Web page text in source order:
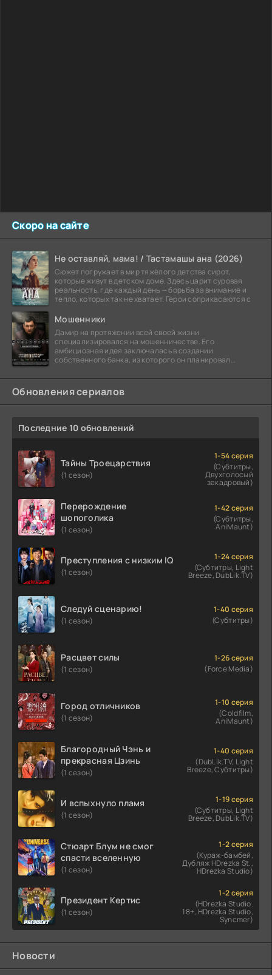
Скоро на сайте
Не оставляй, мама! / Тастамашы ана (2026)
Сюжет погружает в мир тяжёлого детства сирот,
которые живут в детском доме. Здесь царит суровая
реальность, где каждый день — борьба за внимание и
тепло, которых так не хватает. Герои соприкасаются с
Мошенники
Дамир на протяжении всей своей жизни
специализировался на мошенничестве. Его
амбициозная идея заключалась в создании
собственного банка, из которого он планировал
Обновления сериалов
Последние 10 обновлений
Тайны Троецарствия
(1 сезон)
1-54 серия
(Субтитры,
Двухголосый
закадровый)
Перерождение
шопоголика
(1 сезон)
1-42 серия
(Субтитры,
AniMaunt)
Преступления с низким IQ
(1 сезон)
1-24 серия
(Субтитры, Light
Breeze, DubLik.TV)
Следуй сценарию!
(1 сезон)
1-40 серия
(Субтитры)
Расцвет силы
(1 сезон)
1-26 серия
(Force Media)
Город отличников
(1 сезон)
1-10 серия
(Coldfilm,
AniMaunt)
Благородный Чэнь и
прекрасная Цзинь
(1 сезон)
1-40 серия
(DubLik.TV, Light
Breeze, Субтитры)
И вспыхнуло пламя
(1 сезон)
1-19 серия
(Субтитры, Light
Breeze, DubLik.TV)
Стюарт Блум не смог
спасти вселенную
(1 сезон)
1-2 серия
(Кураж-бамбей,
Дубляж HDrezka St.,
HDrezka Studio)
Президент Кертис
(1 сезон)
1-2 серия
(HDrezka Studio.
18+, HDrezka Studio,
Syncmer)
Новости